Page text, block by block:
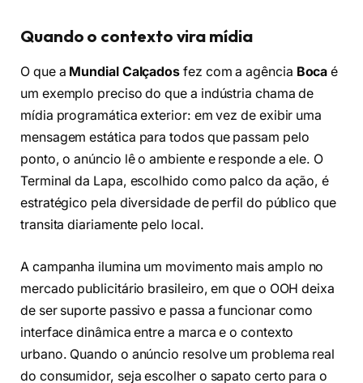
Quando o contexto vira mídia
O que a Mundial Calçados fez com a agência Boca é
um exemplo preciso do que a indústria chama de
mídia programática exterior: em vez de exibir uma
mensagem estática para todos que passam pelo
ponto, o anúncio lê o ambiente e responde a ele. O
Terminal da Lapa, escolhido como palco da ação, é
estratégico pela diversidade de perfil do público que
transita diariamente pelo local.
A campanha ilumina um movimento mais amplo no
mercado publicitário brasileiro, em que o OOH deixa
de ser suporte passivo e passa a funcionar como
interface dinâmica entre a marca e o contexto
urbano. Quando o anúncio resolve um problema real
do consumidor, seja escolher o sapato certo para o